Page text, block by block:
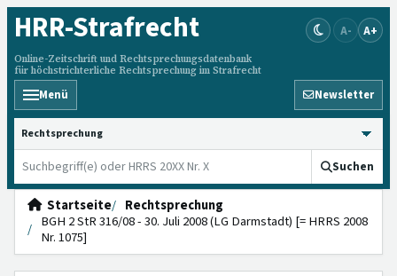
HRR-Strafrecht
Online-Zeitschrift und Rechtsprechungsdatenbank
für höchstrichterliche Rechtsprechung im Strafrecht
A- A+
Menü Newsletter
HRRS durchsuchen
Suchen
Startseite
Rechtsprechung
BGH 2 StR 316/08 - 30. Juli 2008 (LG Darmstadt) [= HRRS 2008
Nr. 1075]